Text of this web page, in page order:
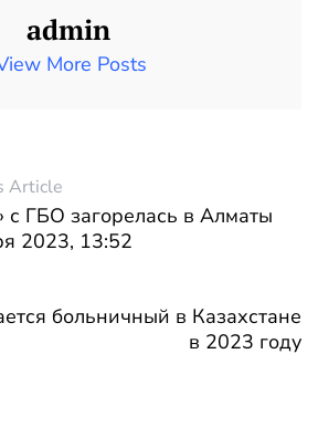
admin
More Posts
Article
с ГБО загорелась в Алматы
2023, 13:52
больничный в Казахстане
в 2023 году